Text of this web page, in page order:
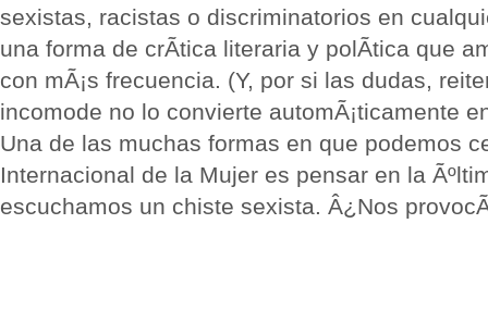
sexistas, racistas o discriminatorios en
una forma de crÃ­tica literaria y polÃ­tica que
con mÃ¡s frecuencia. (Y, por si las dudas,
incomode no lo convierte automÃ¡ticamente
Una de las muchas formas en que podemos
Internacional de la Mujer es pensar en la
escuchamos un chiste sexista. Â¿Nos